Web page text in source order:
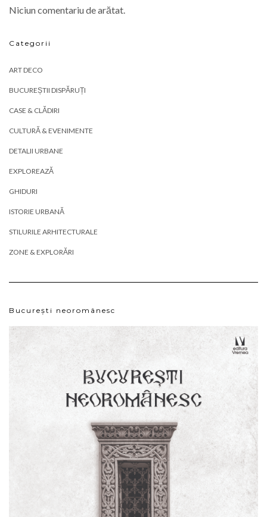
Niciun comentariu de arătat.
Categorii
ART DECO
BUCUREȘTII DISPĂRUȚI
CASE & CLĂDIRI
CULTURĂ & EVENIMENTE
DETALII URBANE
EXPLOREAZĂ
GHIDURI
ISTORIE URBANĂ
STILURILE ARHITECTURALE
ZONE & EXPLORĂRI
București neoromânesc